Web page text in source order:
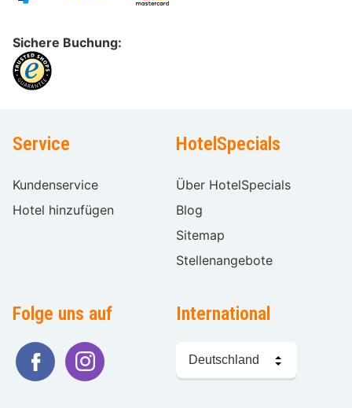
Sichere Buchung:
Service
Kundenservice
Hotel hinzufügen
HotelSpecials
Über HotelSpecials
Blog
Sitemap
Stellenangebote
Folge uns auf International
wählen